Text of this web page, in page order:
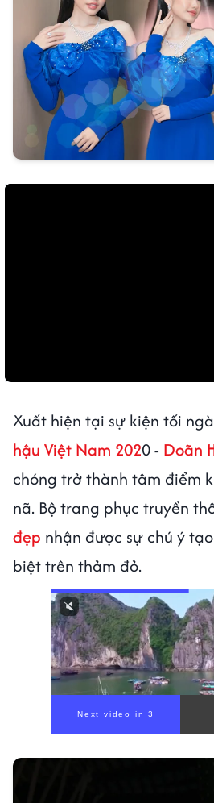
Xuất hiện tại sự kiện tối
hậu Việt Nam 2020 - Doãn
chóng trở thành tâm điểm
nã. Bộ trang phục truyền
đẹp nhận được sự chú ý
biệt trên thảm đỏ.
Next video in 1